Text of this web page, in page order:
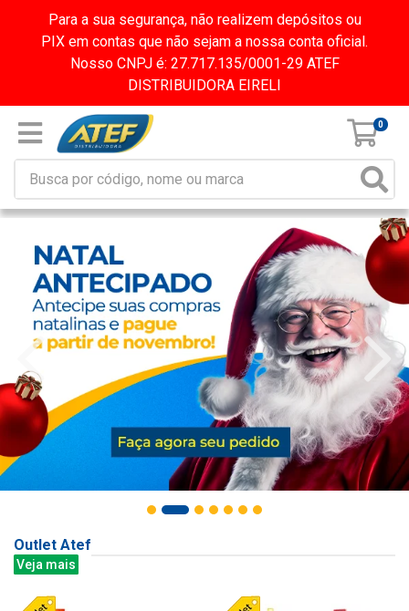
Para a sua segurança, não realizem depósitos ou
PIX em contas que não sejam a nossa conta oficial.
Nosso CNPJ é: 27.717.135/0001-29 ATEF
DISTRIBUIDORA EIRELI
0
Outlet Atef
Veja mais